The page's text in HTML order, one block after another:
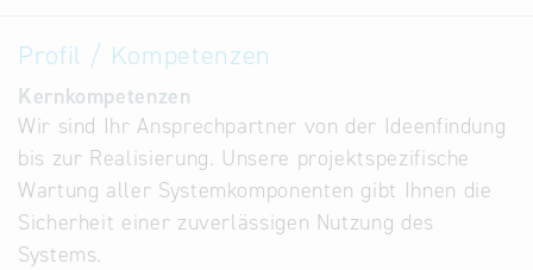
Profil / Kompetenzen
Kernkompetenzen
Wir sind Ihr Ansprechpartner von der Ideenfindung
bis zur Realisierung. Unsere projektspezifische
Wartung aller Systemkomponenten gibt Ihnen die
Sicherheit einer zuverlässigen Nutzung des
Systems.